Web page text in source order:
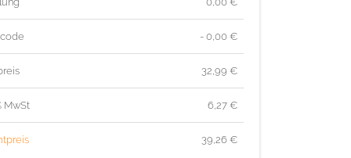
- 0,00 €
32,99 €
MwSt 6,27 €
39,26 €